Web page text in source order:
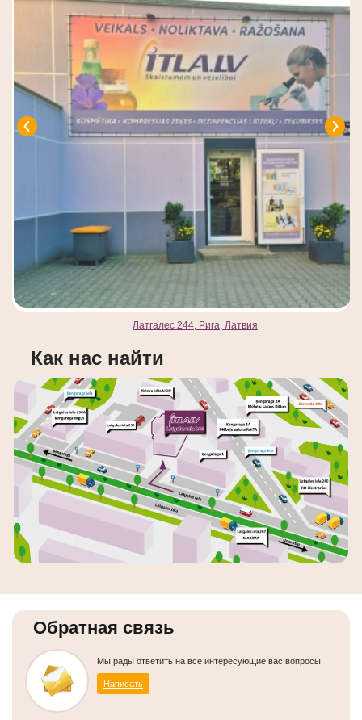
Латгалес 244, Рига, Латвия
Как нас найти
Обратная связь
Мы рады ответить на все интересующие вас вопросы.
Написать